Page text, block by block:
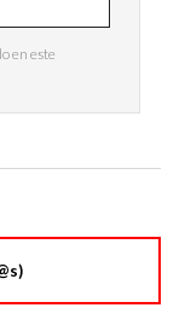
en este